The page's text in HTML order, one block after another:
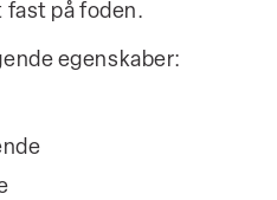
på foden.
egenskaber: